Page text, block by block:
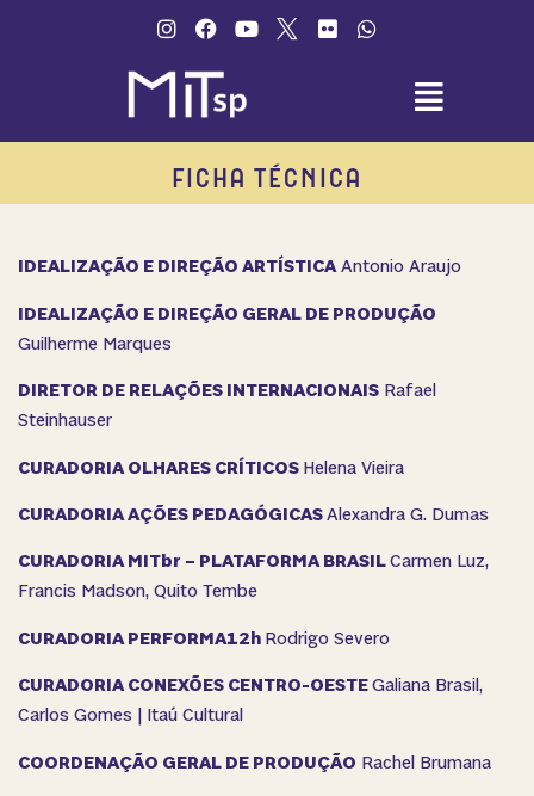
FICHA TÉCNICA
IDEALIZAÇÃO E DIREÇÃO ARTÍSTICAAntonio Araujo
IDEALIZAÇÃO E DIREÇÃO GERAL DE PRODUÇÃO
Guilherme Marques
DIRETOR DE RELAÇÕES INTERNACIONAIS Rafael
Steinhauser
CURADORIA OLHARES CRÍTICOS Helena Vieira
CURADORIA AÇÕES PEDAGÓGICASAlexandra G. Dumas
CURADORIA MITbr – PLATAFORMABRASILCarmen Luz,
Francis Madson, Quito Tembe
CURADORIA PERFORMA12h Rodrigo Severo
CURADORIA CONEXÕES CENTRO-OESTEGaliana Brasil,
Carlos Gomes | Itaú Cultural
COORDENAÇÃO GERAL DE PRODUÇÃO Rachel Brumana